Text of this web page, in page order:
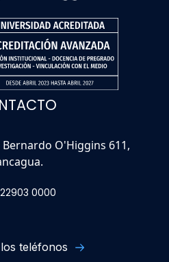
O'Higgins 611,
0000
teléfonos